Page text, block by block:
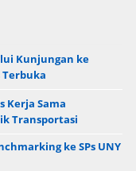
Kunjungan ke
Terbuka
Kerja Sama
Transportasi
ke SPs UNY